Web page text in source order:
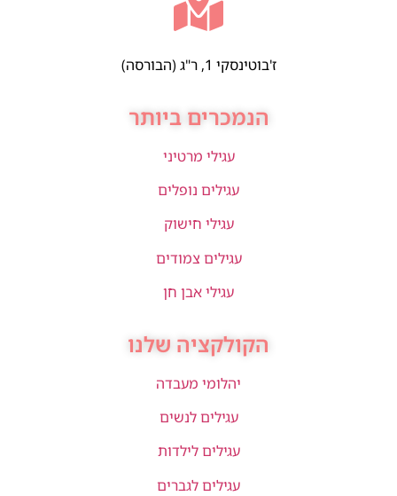
ז'בוטינסקי 1, ר"ג (הבורסה)
הנמכרים ביותר
עגילי מרטיני
עגילים נופלים
עגילי חישוק
עגילים צמודים
עגילי אבן חן
הקולקציה שלנו
יהלומי מעבדה
עגילים לנשים
עגילים לילדות
עגילים לגברים